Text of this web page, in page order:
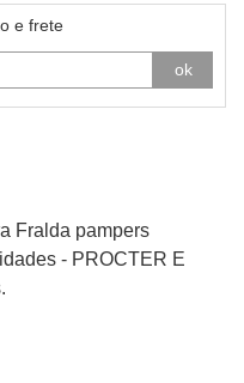
e frete
ok
Fralda pampers
- PROCTER E